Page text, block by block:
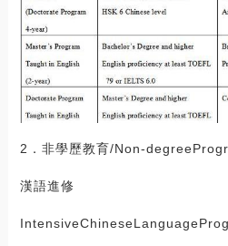
2．非學歷教育/Non-
漢語進修